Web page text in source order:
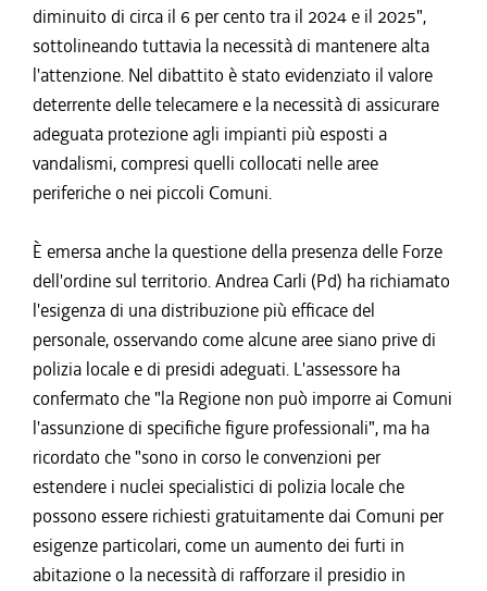
diminuito di circa il 6 per cento tra il 2024 e il 2025",
sottolineando tuttavia la necessità di mantenere alta
l'attenzione. Nel dibattito è stato evidenziato il valore
deterrente delle telecamere e la necessità di assicurare
adeguata protezione agli impianti più esposti a
vandalismi, compresi quelli collocati nelle aree
periferiche o nei piccoli Comuni.
È emersa anche la questione della presenza delle Forze
dell'ordine sul territorio. Andrea Carli (Pd) ha richiamato
l'esigenza di una distribuzione più efficace del
personale, osservando come alcune aree siano prive di
polizia locale e di presidi adeguati. L'assessore ha
confermato che "la Regione non può imporre ai Comuni
l'assunzione di specifiche figure professionali", ma ha
ricordato che "sono in corso le convenzioni per
estendere i nuclei specialistici di polizia locale che
possono essere richiesti gratuitamente dai Comuni per
esigenze particolari, come un aumento dei furti in
abitazione o la necessità di rafforzare il presidio in